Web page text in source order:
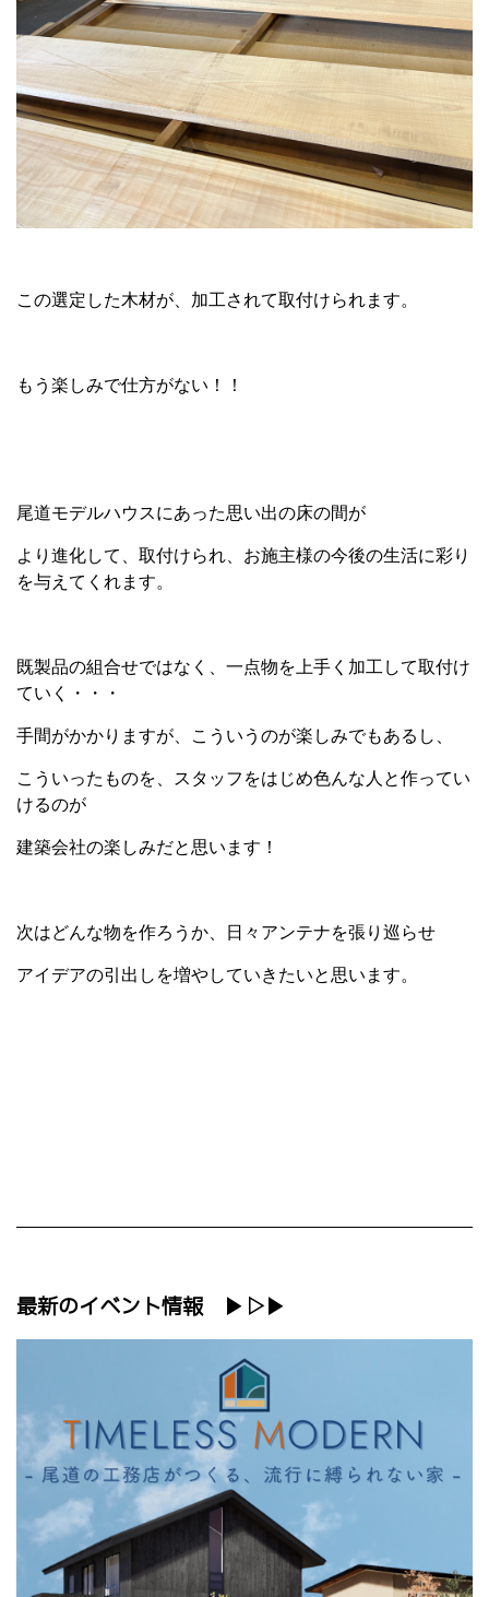
この選定した木材が、加工されて取付けられます。
もう楽しみで仕方がない！！
尾道モデルハウスにあった思い出の床の間が
より進化して、取付けられ、お施主様の今後の生活に彩り
を与えてくれます。
既製品の組合せではなく、一点物を上手く加工して取付け
ていく・・・
手間がかかりますが、こういうのが楽しみでもあるし、
こういったものを、スタッフをはじめ色んな人と作ってい
けるのが
建築会社の楽しみだと思います！
次はどんな物を作ろうか、日々アンテナを張り巡らせ
アイデアの引出しを増やしていきたいと思います。
最新のイベント情報 ▶▷▶